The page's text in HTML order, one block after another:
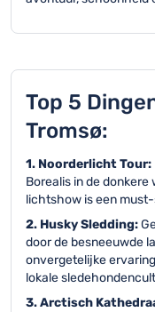
Top 5
Tromsø:
1. Noorderlicht Tour:
Borealis in de
lichtshow is een
2. Husky Sledding:
door de besneeuwde
onvergetelijke
lokale
3. Arctisch